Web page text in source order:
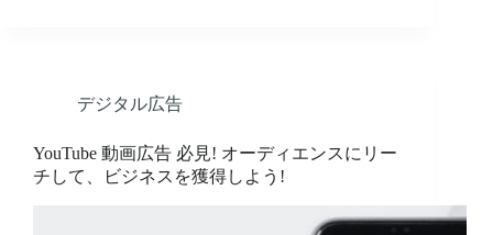
デジタル広告
YouTube 動画広告 必見! オーディエンスにリー
チして、ビジネスを獲得しよう!